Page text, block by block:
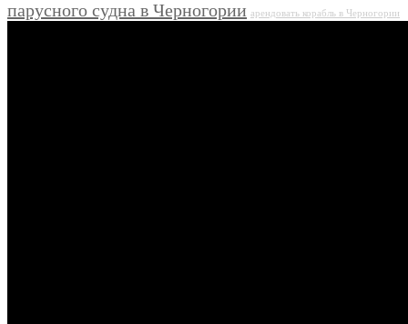
парусного судна в Черногории арендовать корабль в Черногории